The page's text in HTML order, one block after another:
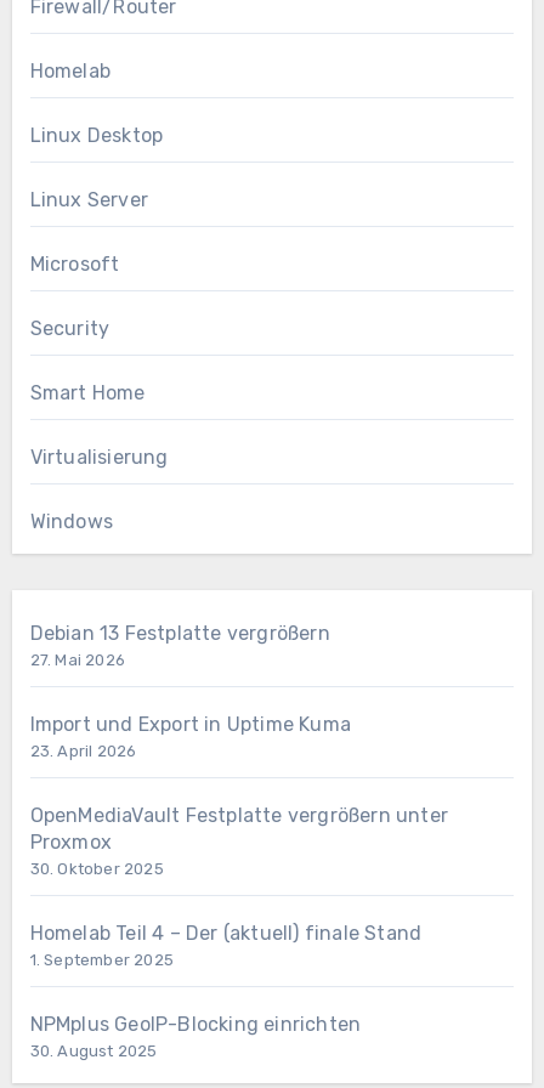
Firewall/Router
Homelab
Linux Desktop
Linux Server
Microsoft
Security
Smart Home
Virtualisierung
Windows
Debian 13 Festplatte vergrößern
27. Mai 2026
Import und Export in Uptime Kuma
23. April 2026
OpenMediaVault Festplatte vergrößern unter
Proxmox
30. Oktober 2025
Homelab Teil 4 – Der (aktuell) finale Stand
1. September 2025
NPMplus GeoIP-Blocking einrichten
30. August 2025